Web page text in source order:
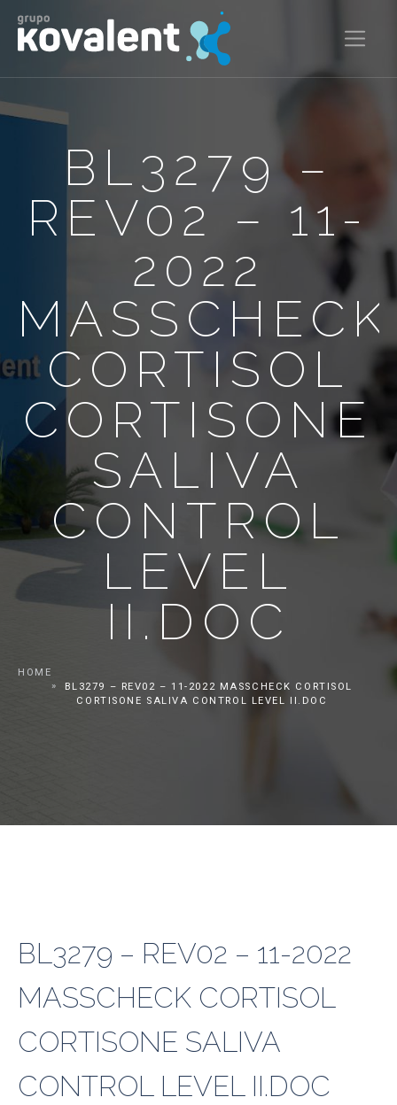
BL3279 –
REV02 – 11-
2022
MASSCHECK
CORTISOL
CORTISONE
SALIVA
CONTROL
LEVEL
II.DOC
HOME
BL3279 – REV02 – 11-2022 MASSCHECK CORTISOL
CORTISONE SALIVA CONTROL LEVEL II.DOC
BL3279 – REV02 – 11-2022
MASSCHECK CORTISOL
CORTISONE SALIVA
CONTROL LEVEL II.DOC